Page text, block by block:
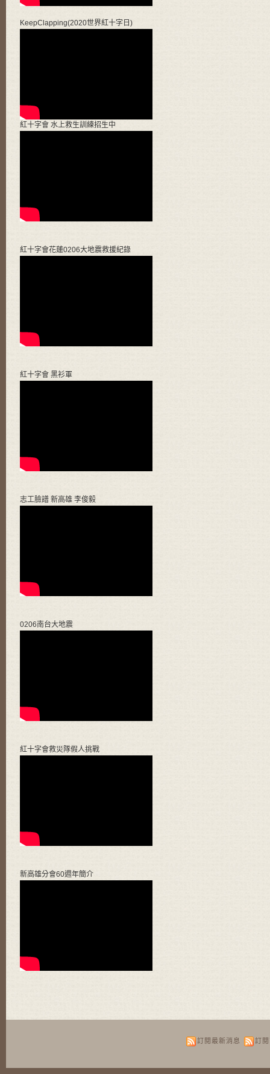
KeepClapping(2020世界紅十字日)
紅十字會 水上救生訓練招生中
紅十字會花蓮0206大地震救援紀錄
紅十字會 黑衫軍
志工臉譜 新高雄 李俊毅
0206南台大地震
紅十字會救災隊假人挑戰
新高雄分會60週年簡介
訂閱最新消息 訂